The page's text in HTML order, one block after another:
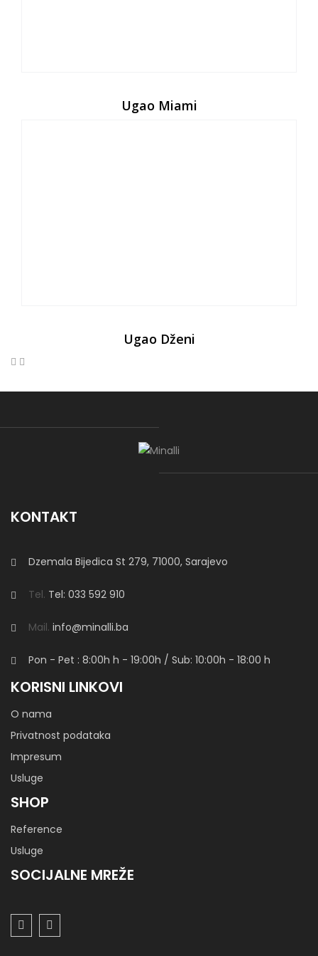
Ugao Miami
Ugao Dženi
KONTAKT
Dzemala Bijedica St 279, 71000, Sarajevo
Tel. Tel: 033 592 910
Mail. info@minalli.ba
Pon - Pet : 8:00h h - 19:00h / Sub: 10:00h - 18:00 h
KORISNI LINKOVI
O nama
Privatnost podataka
Impresum
Usluge
SHOP
Reference
Usluge
SOCIJALNE MREŽE